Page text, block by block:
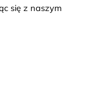
się z naszym